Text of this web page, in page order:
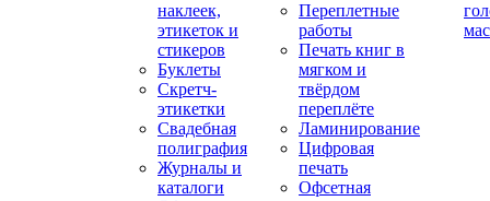
наклеек,
этикеток и
стикеров
Буклеты
Скретч-
этикетки
Свадебная
полиграфия
Журналы и
каталоги
Переплетные
работы
Печать книг в
мягком и
твёрдом
переплёте
Ламинирование
Цифровая
печать
Офсетная